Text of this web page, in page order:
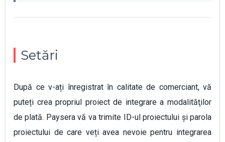
Setări
După ce v-ați înregistrat în calitate de comerciant, vă
puteți crea propriul proiect de integrare a modalităţilor
de plată. Paysera vă va trimite ID-ul proiectului și parola
proiectului de care veți avea nevoie pentru integrarea